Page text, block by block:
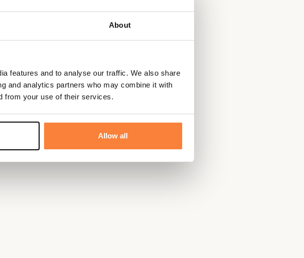
About
features and to analyse our traffic. We also share
and analytics partners who may combine it with
from your use of their services.
Allow all